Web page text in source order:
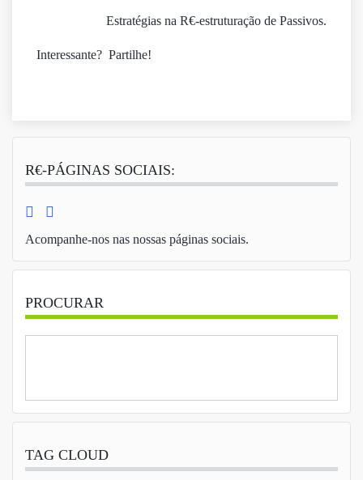
Estratégias na R€-estruturação de Passivos.
Interessante? Partilhe!
R€-PÁGINAS SOCIAIS:
Acompanhe-nos nas nossas páginas sociais.
PROCURAR
TAG CLOUD